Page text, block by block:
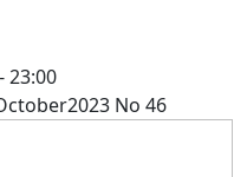
the LEFT,
23:00
No 46